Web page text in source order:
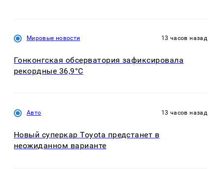
Мировые новости 13 часов назад
Гонконгская обсерватория зафиксировала
рекордные 36,9°C
Авто 13 часов назад
Новый суперкар Toyota предстанет в
неожиданном варианте